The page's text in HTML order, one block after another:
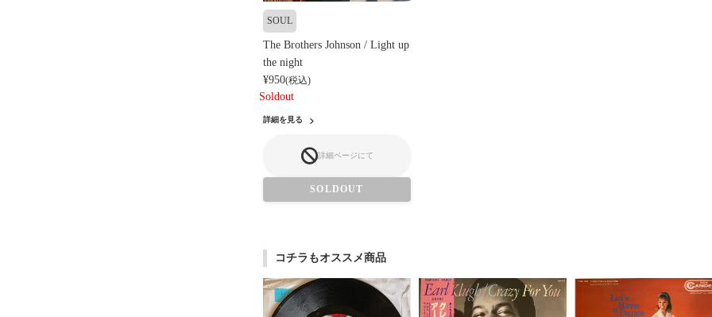
SOUL
The Brothers Johnson / Light up
the night
¥950(税込)
Soldout
詳細を見る
詳細ページにて
SOLDOUT
コチラもオススメ商品